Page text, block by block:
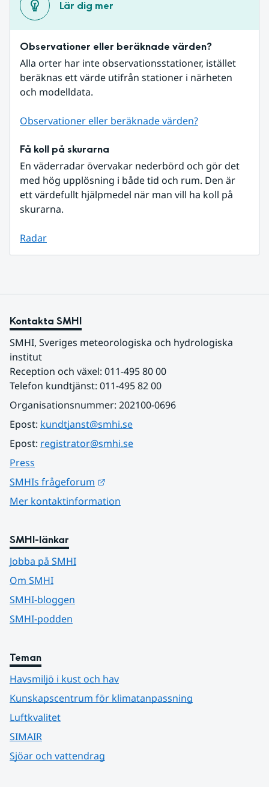
Lär dig mer
Observationer eller beräknade värden?
Alla orter har inte observationsstationer, istället
beräknas ett värde utifrån stationer i närheten
och modelldata.
Observationer eller beräknade värden?
Få koll på skurarna
En väderradar övervakar nederbörd och gör det
med hög upplösning i både tid och rum. Den är
ett värdefullt hjälpmedel när man vill ha koll på
skurarna.
Radar
Kontakta SMHI
SMHI, Sveriges meteorologiska och hydrologiska
institut
Reception och växel: 011-495 80 00
Telefon kundtjänst: 011-495 82 00
Organisationsnummer: 202100-0696
Epost: kundtjanst@smhi.se
Epost: registrator@smhi.se
Press
SMHIs frågeforum
Mer kontaktinformation
SMHI-länkar
Jobba på SMHI
Om SMHI
SMHI-bloggen
SMHI-podden
Teman
Havsmiljö i kust och hav
Kunskapscentrum för klimatanpassning
Luftkvalitet
SIMAIR
Sjöar och vattendrag